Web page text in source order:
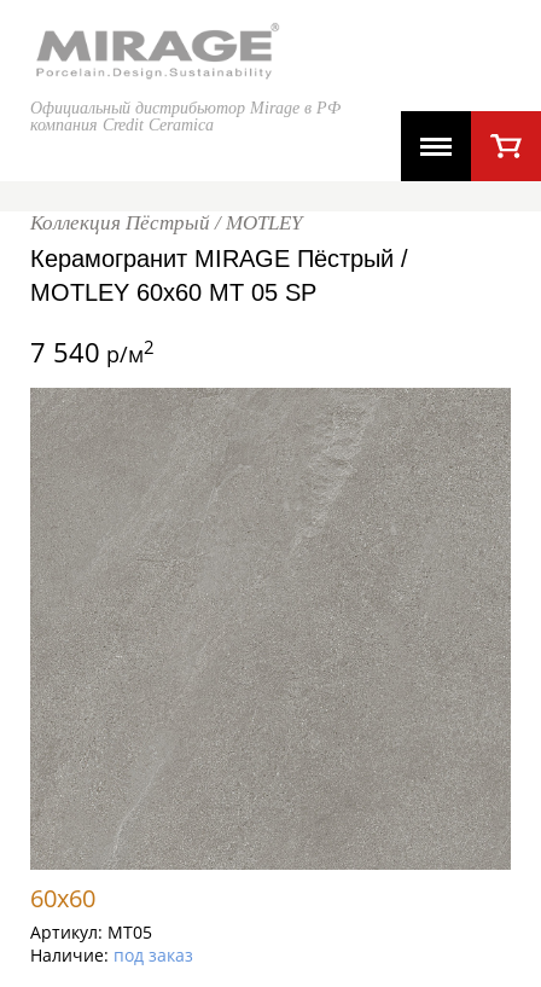
Официальный дистрибьютор Mirage в РФ
компания Credit Ceramica
Коллекция Пёстрый / MOTLEY
Керамогранит MIRAGE Пёстрый /
MOTLEY 60x60 MT 05 SP
7 540 р/м2
60x60
Артикул: MT05
Наличие: под заказ